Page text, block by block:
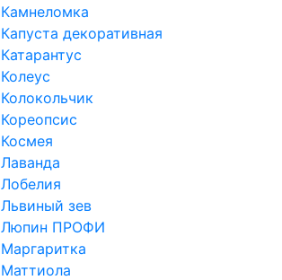
Камнеломка
Капуста декоративная
Катарантус
Колеус
Колокольчик
Кореопсис
Космея
Лаванда
Лобелия
Львиный зев
Люпин ПРОФИ
Маргаритка
Маттиола